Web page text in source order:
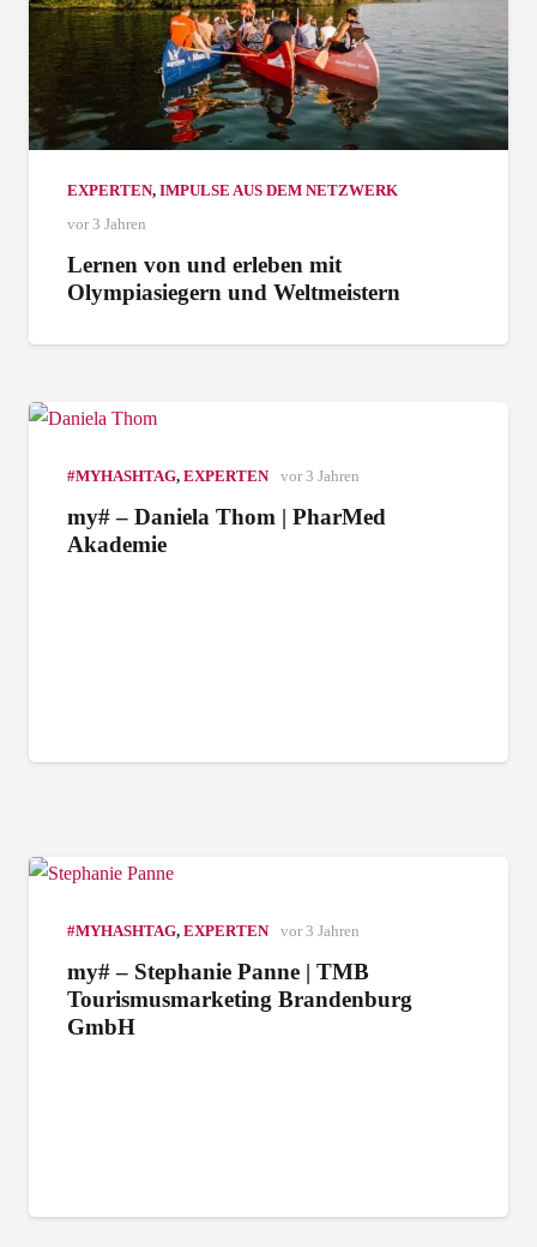
EXPERTEN, IMPULSE AUS DEM NETZWERK
vor 3 Jahren
Lernen von und erleben mit
Olympiasiegern und Weltmeistern
#MYHASHTAG, EXPERTEN vor 3 Jahren
my# – Daniela Thom | PharMed
Akademie
#MYHASHTAG, EXPERTEN vor 3 Jahren
my# – Stephanie Panne | TMB
Tourismusmarketing Brandenburg
GmbH